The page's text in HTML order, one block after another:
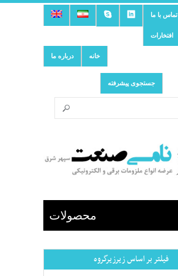
تماس با ما
افتخارات
درباره ما خانه
جستجوی پیشرفته
محصولات
فیلتر بر اساس زیرزیرگروه